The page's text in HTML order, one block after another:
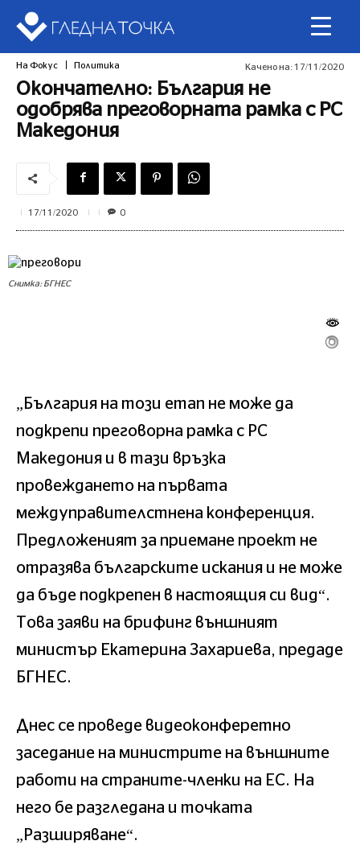
На Фокус Политика Качено на: 17/11/2020
Окончателно: България не
одобрява преговорната рамка с РС
Македония
17/11/2020 0
Снимка: БГНЕС
„България на този етап не може да
подкрепи преговорна рамка с РС
Македония и в тази връзка
провеждането на първата
междуправителстнена конференция.
Предложеният за приемане проект не
отразява българските искания и не може
да бъде подкрепен в настоящия си вид“.
Това заяви на брифинг външният
министър Екатерина Захариева, предаде
БГНЕС.
Днес се проведе видеоконферетно
заседание на министрите на външните
работи на страните-членки на ЕС. На
него бе разгледана и точката
„Разширяване“.